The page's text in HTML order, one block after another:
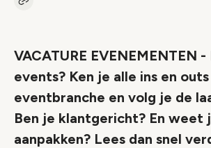
Kopieer link naar artikel
VACATURE EVENEMENTEN
events? Ken je alle ins en
eventbranche en volg je de
Ben je klantgericht? En weet
aanpakken? Lees dan snel